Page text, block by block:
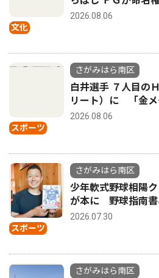
文化
2026.08.06
スポーツ
さがみはら南区
白井選手 ７人目の
リート）に 「金メ
2026.08.06
スポーツ
さがみはら南区
少年軟式野球相陽
が本に 野球指南書
2026.07.30
さがみはら南区